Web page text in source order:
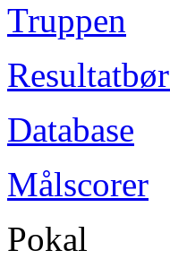
Truppen
Database
Målscorer
Pokal